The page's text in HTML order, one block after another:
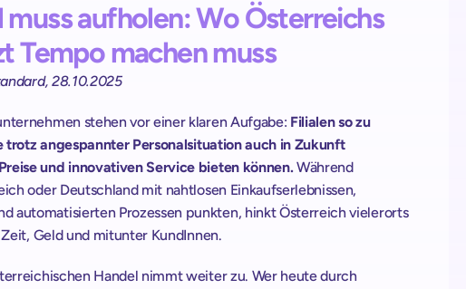
muss aufholen: Wo Österreichs
Tempo machen muss
28.10.2025
stehen vor einer klaren Aufgabe: Filialen so zu
trotz angespannter Personalsituation auch in Zukunft
und innovativen Service bieten können. Während
oder Deutschland mit nahtlosen Einkaufserlebnissen,
automatisierten Prozessen punkten, hinkt Österreich vielerorts
Geld und mitunter KundInnen.
Handel nimmt weiter zu. Wer heute durch